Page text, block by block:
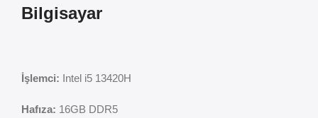
Bilgisayar
İşlemci: Intel i5 13420H
Hafıza: 16GB DDR5